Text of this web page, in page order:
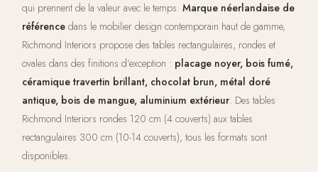
qui prennent de la valeur avec le temps.Marque néerlandaise de
référence dans le mobilier design contemporain haut de gamme,
Richmond Interiors propose des tables rectangulaires, rondes et
ovales dans des finitions d’exception : placage noyer, bois fumé,
céramique travertin brillant, chocolat brun, métal doré
antique, bois de mangue, aluminium extérieur. Des tables
Richmond Interiors rondes 120 cm (4 couverts) aux tables
rectangulaires 300 cm (10-14 couverts), tous les formats sont
disponibles.